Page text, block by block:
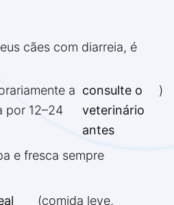
cães com diarreia, é
a
por 12–24
consulte o
veterinário
antes
)
e fresca sempre
(comida leve,